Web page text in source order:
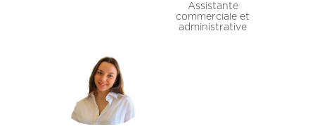
Assistante
commerciale et
administrative